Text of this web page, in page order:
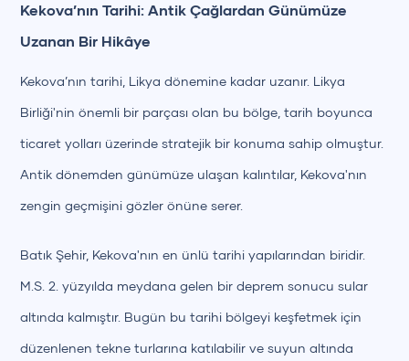
Kekova’nın Tarihi: Antik Çağlardan Günümüze
Uzanan Bir Hikâye
Kekova’nın tarihi, Likya dönemine kadar uzanır. Likya
Birliği'nin önemli bir parçası olan bu bölge, tarih boyunca
ticaret yolları üzerinde stratejik bir konuma sahip olmuştur.
Antik dönemden günümüze ulaşan kalıntılar, Kekova'nın
zengin geçmişini gözler önüne serer.
Batık Şehir, Kekova'nın en ünlü tarihi yapılarından biridir.
M.S. 2. yüzyılda meydana gelen bir deprem sonucu sular
altında kalmıştır. Bugün bu tarihi bölgeyi keşfetmek için
düzenlenen tekne turlarına katılabilir ve suyun altında